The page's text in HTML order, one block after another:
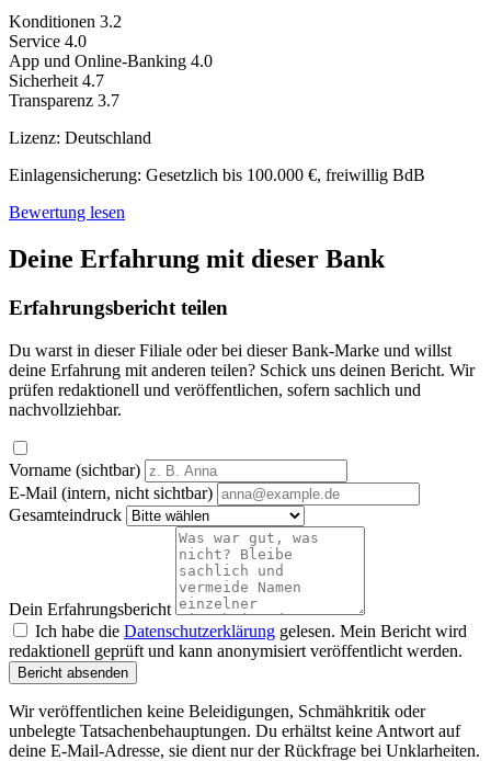
Konditionen 3.2
Service 4.0
App und Online-Banking 4.0
Sicherheit 4.7
Transparenz 3.7
Lizenz: Deutschland
Einlagensicherung: Gesetzlich bis 100.000 €, freiwillig BdB
Bewertung lesen
Deine Erfahrung mit dieser Bank
Erfahrungsbericht teilen
Du warst in dieser Filiale oder bei dieser Bank-Marke und willst
deine Erfahrung mit anderen teilen? Schick uns deinen Bericht. Wir
prüfen redaktionell und veröffentlichen, sofern sachlich und
nachvollziehbar.
Vorname (sichtbar)
E-Mail (intern, nicht sichtbar)
Gesamteindruck
Dein Erfahrungsbericht
Ich habe die Datenschutzerklärung gelesen. Mein Bericht wird
redaktionell geprüft und kann anonymisiert veröffentlicht werden.
Bericht absenden
Wir veröffentlichen keine Beleidigungen, Schmähkritik oder
unbelegte Tatsachenbehauptungen. Du erhältst keine Antwort auf
deine E-Mail-Adresse, sie dient nur der Rückfrage bei Unklarheiten.